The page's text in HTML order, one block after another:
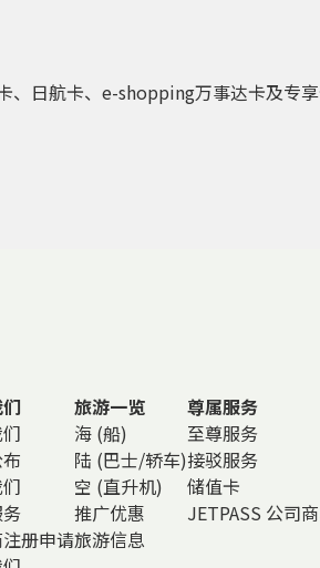
、日航卡、e-shopping万事达卡及专
册申请
旅游一览
海 (船)
陆 (巴士/轿车)
空 (直升机)
推广优惠
旅游信息
尊属服务
至尊服务
接驳服务
储值卡
JETPASS 公司